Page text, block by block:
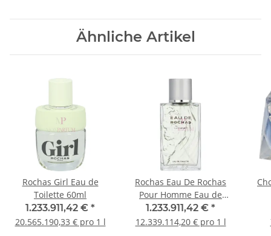
Ähnliche Artikel
Rochas Girl Eau de
Toilette 60ml
1.233.911,42 € *
20.565.190,33 € pro 1 l
Rochas Eau De Rochas
Pour Homme Eau de
Toilette 100ml
1.233.911,42 € *
12.339.114,20 € pro 1 l